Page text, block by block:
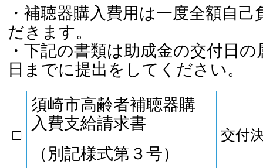
・補聴器購入費用は一度全額自
だきます。
・下記の書類は助成金の交付日
日までに提出をしてください。
□
須崎市高齢者補聴器購
入費支給請求書
（別記様式第３号）
交付